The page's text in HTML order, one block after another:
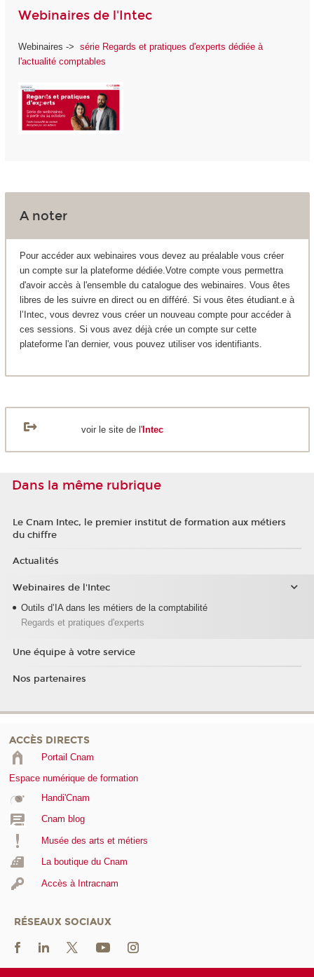
Webinaires de l'Intec
Webinaires -> série Regards et pratiques d'experts dédiée à
l'actualité comptables
A noter
Pour accéder aux webinaires vous devez au préalable vous créer
un compte sur la plateforme dédiée.Votre compte vous permettra
d'avoir accès à l'ensemble du catalogue des webinaires. Vous êtes
libres de les suivre en direct ou en différé. Si vous êtes étudiant.e à
l’Intec, vous devrez vous créer un nouveau compte pour accéder à
ces sessions. Si vous avez déjà crée un compte sur cette
plateforme l'an dernier, vous pouvez utiliser vos identifiants.
voir le site de l' Intec
Dans la même rubrique
Le Cnam Intec, le premier institut de formation aux métiers
du chiffre
Actualités
Webinaires de l'Intec
Outils d’IA dans les métiers de la comptabilité
Regards et pratiques d'experts
Une équipe à votre service
Nos partenaires
ACCÈS DIRECTS
Portail Cnam
Espace numérique de formation
Handi'Cnam
Cnam blog
Musée des arts et métiers
La boutique du Cnam
Accès à Intracnam
RÉSEAUX SOCIAUX